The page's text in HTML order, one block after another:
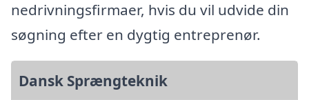
nedrivningsfirmaer, hvis du vil udvide din
søgning efter en dygtig entreprenør.
Dansk Sprængteknik